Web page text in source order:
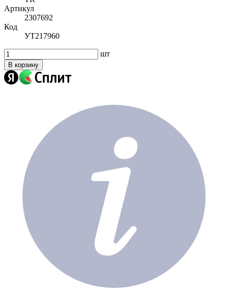
Артикул
2307692
Код
УТ217960
шт
В корзину